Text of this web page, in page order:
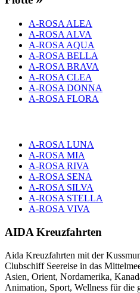
A-ROSA ALEA
A-ROSA ALVA
A-ROSA AQUA
A-ROSA BELLA
A-ROSA BRAVA
A-ROSA CLEA
A-ROSA DONNA
A-ROSA FLORA
A-ROSA LUNA
A-ROSA MIA
A-ROSA RIVA
A-ROSA SENA
A-ROSA SILVA
A-ROSA STELLA
A-ROSA VIVA
AIDA Kreuzfahrten
Aida Kreuzfahrten mit der
Clubschiff Seereise in das
Asien, Orient, Nordamerika,
Animation, Sport, Wellness für die